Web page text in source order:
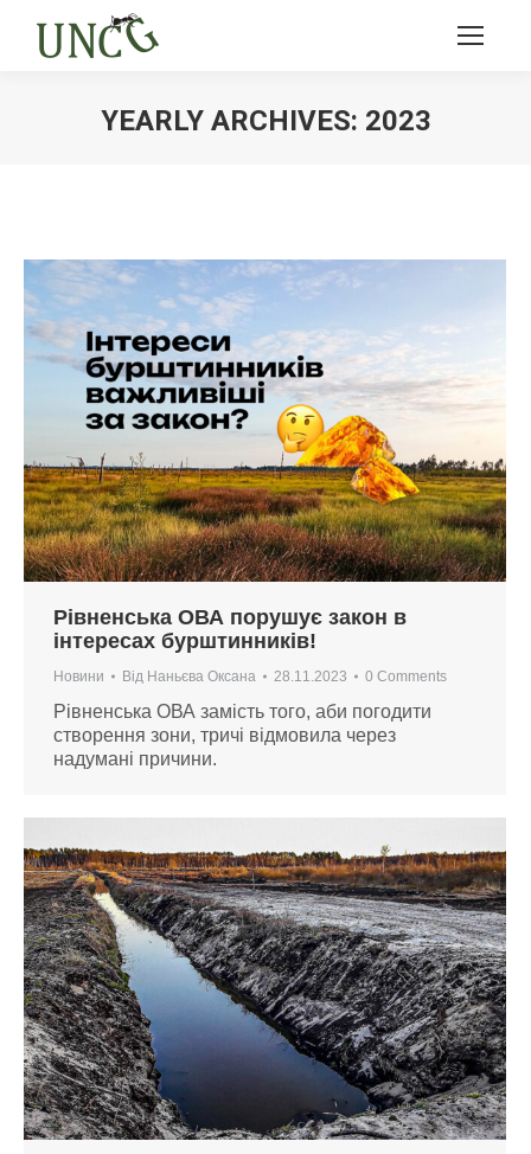
YEARLY ARCHIVES: 2023
Рівненська ОВА порушує закон в
інтересах бурштинників!
Новини Від Наньєва Оксана 28.11.2023 0 Comments
Рівненська ОВА замість того, аби погодити
створення зони, тричі відмовила через
надумані причини.